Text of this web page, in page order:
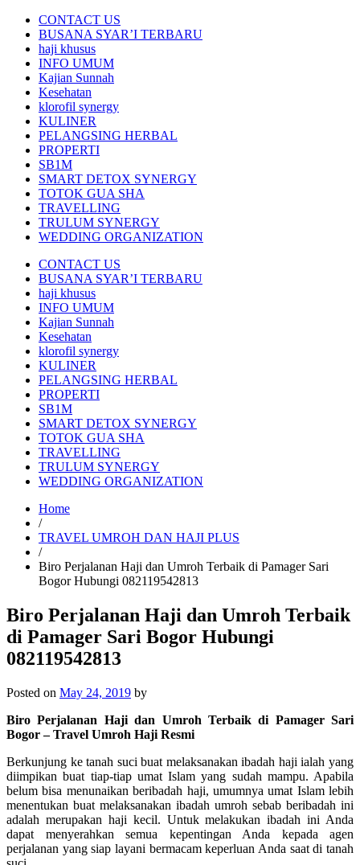
CONTACT US
BUSANA SYAR’I TERBARU
haji khusus
INFO UMUM
Kajian Sunnah
Kesehatan
klorofil synergy
KULINER
PELANGSING HERBAL
PROPERTI
SB1M
SMART DETOX SYNERGY
TOTOK GUA SHA
TRAVELLING
TRULUM SYNERGY
WEDDING ORGANIZATION
CONTACT US
BUSANA SYAR’I TERBARU
haji khusus
INFO UMUM
Kajian Sunnah
Kesehatan
klorofil synergy
KULINER
PELANGSING HERBAL
PROPERTI
SB1M
SMART DETOX SYNERGY
TOTOK GUA SHA
TRAVELLING
TRULUM SYNERGY
WEDDING ORGANIZATION
Home
/
TRAVEL UMROH DAN HAJI PLUS
/
Biro Perjalanan Haji dan Umroh Terbaik di Pamager Sari
Bogor Hubungi 082119542813
Biro Perjalanan Haji dan Umroh Terbaik
di Pamager Sari Bogor Hubungi
082119542813
Posted on May 24, 2019 by
Biro Perjalanan Haji dan Umroh Terbaik di Pamager Sari
Bogor – Travel Umroh Haji Resmi
Berkunjung ke tanah suci buat melaksanakan ibadah haji ialah yang
diimpikan buat tiap-tiap umat Islam yang sudah mampu. Apabila
belum bisa menunaikan beribadah haji, umumnya umat Islam lebih
menentukan buat melaksanakan ibadah umroh sebab beribadah ini
adalah merupakan haji kecil. Untuk melakukan ibadah ini Anda
dapat menyerahkan semua kepentingan Anda kepada agen
perjalanan yang siap layani bermacam keperluan Anda saat di tanah